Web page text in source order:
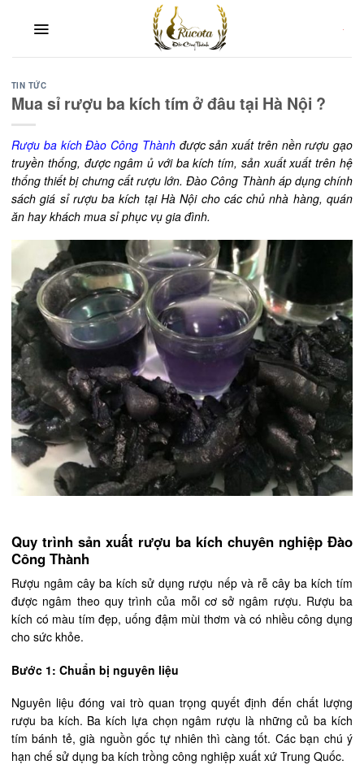
TIN TỨC
Mua sỉ rượu ba kích tím ở đâu tại Hà Nội ?
Rượu ba kích Đào Công Thànhđược sản xuất trên nền rượu gạo
truyền thống, được ngâm ủ với ba kích tím, sản xuất xuất trên hệ
thống thiết bị chưng cất rượu lớn. Đào Công Thành áp dụng chính
sách giá sỉ rượu ba kích tại Hà Nội cho các chủ nhà hàng, quán
ăn hay khách mua sỉ phục vụ gia đình.
Quy trình sản xuất rượu ba kích chuyên nghiệp Đào
Công Thành
Rượu ngâm cây ba kích sử dụng rượu nếp và rễ cây ba kích tím
được ngâm theo quy trình của mỗi cơ sở ngâm rượu. Rượu ba
kích có màu tím đẹp, uống đậm mùi thơm và có nhiều công dụng
cho sức khỏe.
Bước 1: Chuẩn bị nguyên liệu
Nguyên liệu đóng vai trò quan trọng quyết định đến chất lượng
rượu ba kích. Ba kích lựa chọn ngâm rượu là những củ ba kích
tím bánh tẻ, già nguồn gốc tự nhiên thì càng tốt. Các bạn chú ý
hạn chế sử dụng ba kích trồng công nghiệp xuất xứ Trung Quốc.